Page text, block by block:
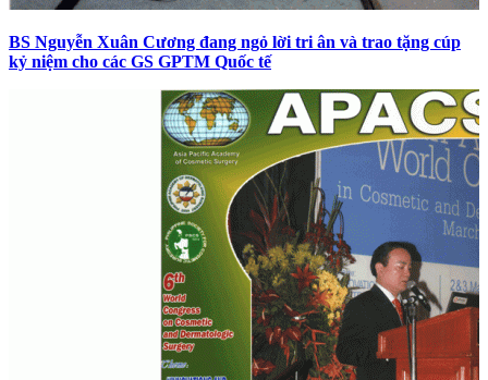
BS Nguyễn Xuân Cương đang ngỏ lời tri ân và trao tặng cúp
kỷ niệm cho các GS GPTM Quốc tế